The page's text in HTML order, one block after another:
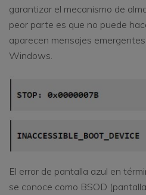
garantizar el mecanismo de
peor parte es que no puede
aparecen mensajes
Windows.
El error de pantalla azul en
se conoce como BSOD